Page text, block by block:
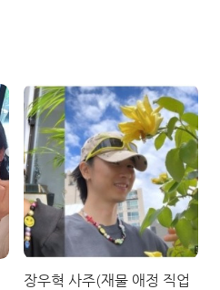
장우혁 사주(재물 애정 직업